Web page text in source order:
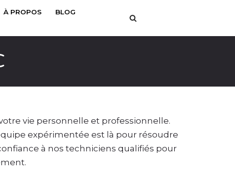
À PROPOS
BLOG
vie personnelle et professionnelle.
expérimentée est là pour résoudre
à nos techniciens qualifiés pour